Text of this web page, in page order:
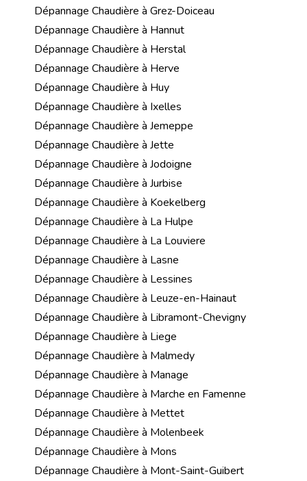
Dépannage Chaudière à Grez-Doiceau
Dépannage Chaudière à Hannut
Dépannage Chaudière à Herstal
Dépannage Chaudière à Herve
Dépannage Chaudière à Huy
Dépannage Chaudière à Ixelles
Dépannage Chaudière à Jemeppe
Dépannage Chaudière à Jette
Dépannage Chaudière à Jodoigne
Dépannage Chaudière à Jurbise
Dépannage Chaudière à Koekelberg
Dépannage Chaudière à La Hulpe
Dépannage Chaudière à La Louviere
Dépannage Chaudière à Lasne
Dépannage Chaudière à Lessines
Dépannage Chaudière à Leuze-en-Hainaut
Dépannage Chaudière à Libramont-Chevigny
Dépannage Chaudière à Liege
Dépannage Chaudière à Malmedy
Dépannage Chaudière à Manage
Dépannage Chaudière à Marche en Famenne
Dépannage Chaudière à Mettet
Dépannage Chaudière à Molenbeek
Dépannage Chaudière à Mons
Dépannage Chaudière à Mont-Saint-Guibert